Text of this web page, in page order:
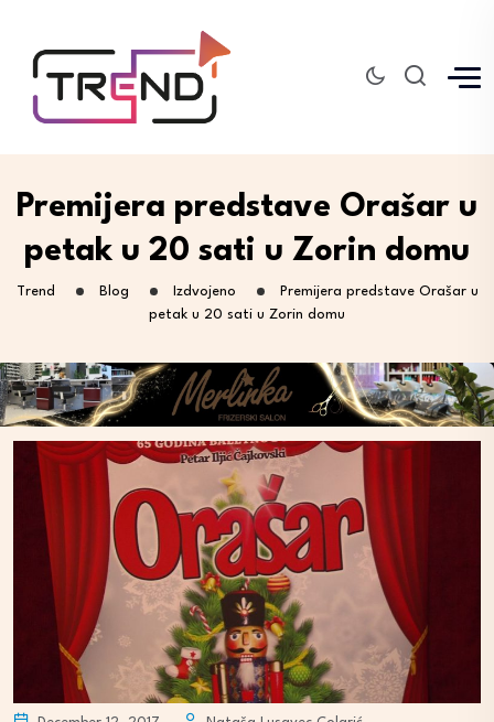
Premijera predstave Orašar u
petak u 20 sati u Zorin domu
Trend Blog Izdvojeno
Premijera predstave Orašar u
petak u 20 sati u Zorin domu